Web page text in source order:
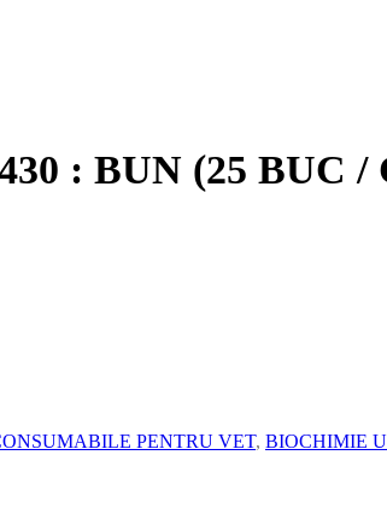
: BUN (25 BUC /
PENTRU VET, BIOCHIMIE